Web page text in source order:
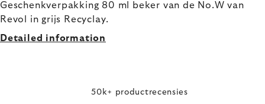
Geschenkverpakking 80 ml beker van de No.W van
Revol in grijs Recyclay.
Detailed information
50k+ productrecensies